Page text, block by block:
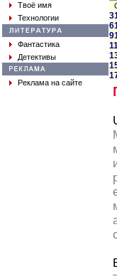
Твоё имя
Технологии
Фантастика
Детективы
Реклама на сайте